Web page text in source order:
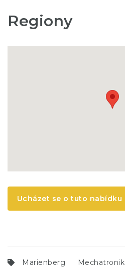
Regiony
Ucházet se o tuto nabídku
Marienberg Mechatronik